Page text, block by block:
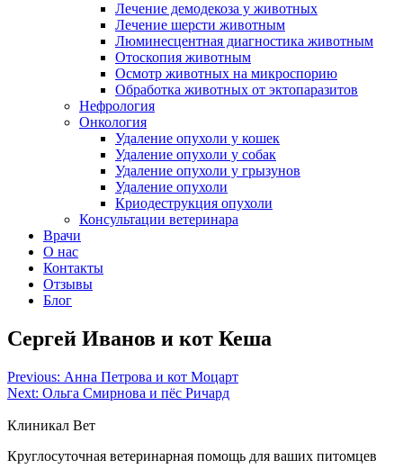
Лечение демодекоза у животных
Лечение шерсти животным
Люминесцентная диагностика животным
Отоскопия животным
Осмотр животных на микроспорию
Обработка животных от эктопаразитов
Нефрология
Онкология
Удаление опухоли у кошек
Удаление опухоли у собак
Удаление опухоли у грызунов
Удаление опухоли
Криодеструкция опухоли
Консультации ветеринара
Врачи
О нас
Контакты
Отзывы
Блог
Сергей Иванов и кот Кеша
Навигация
по
записям
Previous: Анна Петрова и кот Моцарт
Next: Ольга Смирнова и пёс Ричард
Клиникал Вет
Круглосуточная ветеринарная помощь для ваших питомцев